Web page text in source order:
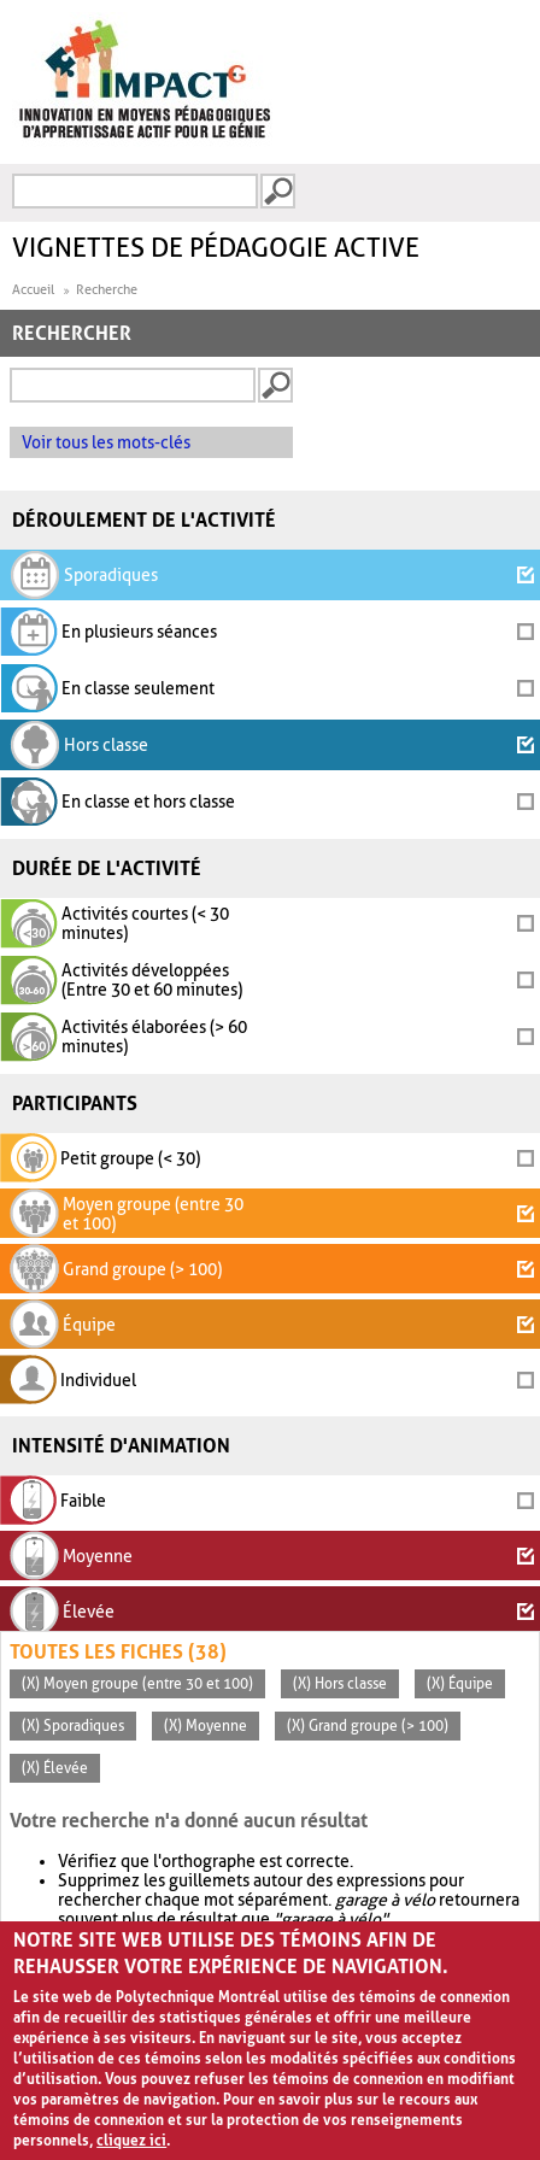
FORMULAIRE DE
VIGNETTES DE PÉDAGOGIE ACTIVE
Accueil Recherche
RECHERCHER
Voir tous les mots-clés
DÉROULEMENT DE L'ACTIVITÉ
Sporadiques
En plusieurs séances
En classe seulement
Hors classe
En classe et hors classe
DURÉE DE L'ACTIVITÉ
Activités courtes (< 30
minutes)
Activités développées
(Entre 30 et 60 minutes)
Activités élaborées (> 60
minutes)
PARTICIPANTS
Petit groupe (< 30)
Moyen groupe (entre 30
et 100)
Grand groupe (> 100)
Équipe
Individuel
INTENSITÉ D'ANIMATION
Faible
Moyenne
Élevée
TOUTES LES FICHES (38)
(X) Moyen groupe (entre 30 et 100) (X) Hors classe (X) Équipe
(X) Sporadiques (X) Moyenne (X) Grand groupe (> 100)
(X) Élevée
Votre recherche n'a donné aucun résultat
Vérifiez que l'orthographe est correcte.
Supprimez les guillemets autour des expressions pour
rechercher chaque mot séparément. garage à véloretournera
souvent plus de résultat que"garage à vélo".
Envisagez d'élargir votre recherche avec OR.garage OR vélo
retournera souvent plus de résultat quegarage à vélo
NOTRE SITE WEB UTILISE DES TÉMOINS AFIN DE
REHAUSSER VOTRE EXPÉRIENCE DE NAVIGATION.
Le site web de Polytechnique Montréal utilise des témoins de connexion
afin de recueillir des statistiques générales et offrir une meilleure
expérience à ses visiteurs. En naviguant sur le site, vous acceptez
l’utilisation de ces témoins selon les modalités spécifiées aux conditions
d’utilisation. Vous pouvez refuser les témoins de connexion en modifiant
vos paramètres de navigation. Pour en savoir plus sur le recours aux
témoins de connexion et sur la protection de vos renseignements
personnels,cliquez ici.